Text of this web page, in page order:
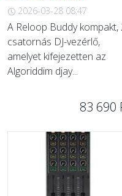
2026-03-28 08:47
A Reloop Buddy kompakt,
csatornás DJ-vezérlő,
amelyet kifejezetten az
Algoriddim djay...
83 690